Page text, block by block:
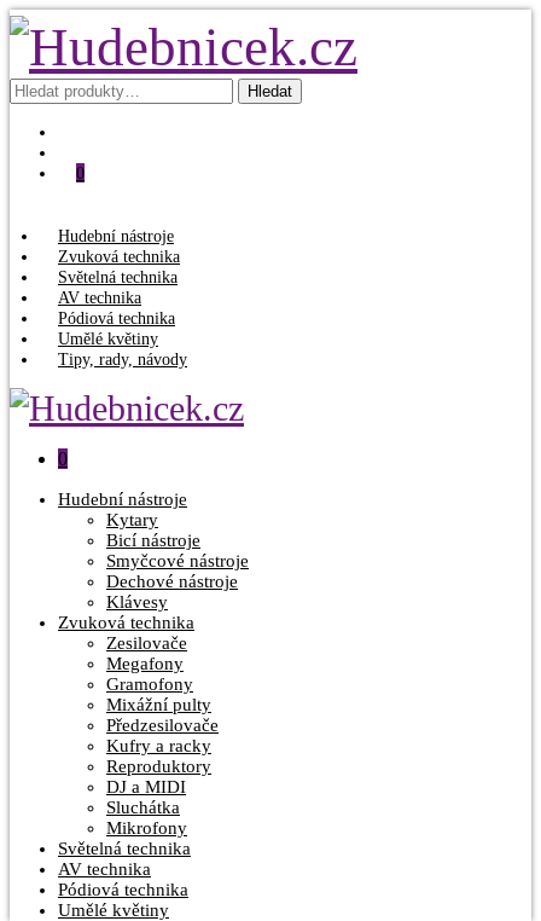
Hledat: Hledat
0
Hudební nástroje
Zvuková technika
Světelná technika
AV technika
Pódiová technika
Umělé květiny
Tipy, rady, návody
0
Hudební nástroje
Kytary
Bicí nástroje
Smyčcové nástroje
Dechové nástroje
Klávesy
Zvuková technika
Zesilovače
Megafony
Gramofony
Mixážní pulty
Předzesilovače
Kufry a racky
Reproduktory
DJ a MIDI
Sluchátka
Mikrofony
Světelná technika
AV technika
Pódiová technika
Umělé květiny